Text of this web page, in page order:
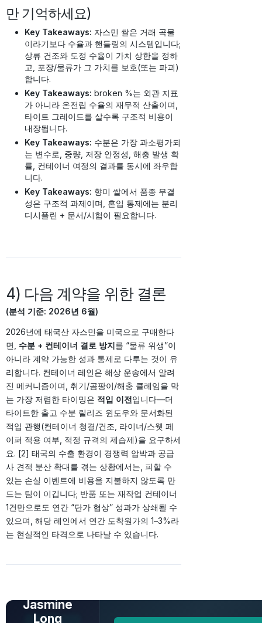
만 기억하세요)
Key Takeaways: 자스민 쌀은 거래 곡물
이라기보다 수율과 핸들링의 시스템입니다;
상류 건조와 도정 수율이 가치 상한을 정하
고, 포장/물류가 그 가치를 보호(또는 파괴)
합니다.
Key Takeaways: broken %는 외관 지표
가 아니라 온전립 수율의 재무적 산출이며,
타이트 그레이드를 살수록 구조적 비용이
내장됩니다.
Key Takeaways: 수분은 가장 과소평가되
는 변수로, 중량, 저장 안정성, 해충 발생 확
률, 컨테이너 여정의 결과를 동시에 좌우합
니다.
Key Takeaways: 향미 쌀에서 품종 무결
성은 구조적 과제이며, 혼입 통제에는 분리
디시플린 + 문서/시험이 필요합니다.
4) 다음 계약을 위한 결론
(분석 기준: 2026년 6월)
2026년에 태국산 자스민을 미국으로 구매한다
면, 수분 + 컨테이너 결로 방지를 “물류 위생”이
아니라 계약 가능한 성과 통제로 다루는 것이 유
리합니다. 컨테이너 레인은 해상 운송에서 알려
진 메커니즘이며, 취기/곰팡이/해충 클레임을 막
는 가장 저렴한 타이밍은 적입 이전입니다—더
타이트한 출고 수분 릴리즈 윈도우와 문서화된
적입 관행(컨테이너 청결/건조, 라이너/스웻 페
이퍼 적용 여부, 적정 규격의 제습제)을 요구하세
요. [2] 태국의 수출 환경이 경쟁력 압박과 공급
사 견적 분산 확대를 겪는 상황에서는, 피할 수
있는 손실 이벤트에 비용을 지불하지 않도록 만
드는 팀이 이깁니다; 반품 또는 재작업 컨테이너
1건만으로도 연간 “단가 협상” 성과가 상쇄될 수
있으며, 해당 레인에서 연간 도착원가의 1–3%라
는 현실적인 타격으로 나타날 수 있습니다.
Jasmine
Long